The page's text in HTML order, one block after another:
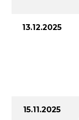
13.12.2025
15.11.2025